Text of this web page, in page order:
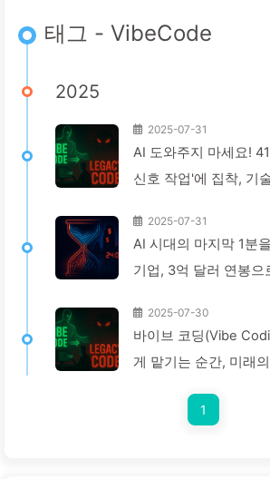
태그 - VibeCode
2025
2025-07-31
AI 도와주지 마세요!
신호 작업'에 집착, 기
2025-07-31
AI 시대의 마지막 1분
기업, 3억 달러 연봉으
광고주에게 판매하다
2025-07-30
바이브 코딩(Vibe
게 맡기는 순간, 미래
1